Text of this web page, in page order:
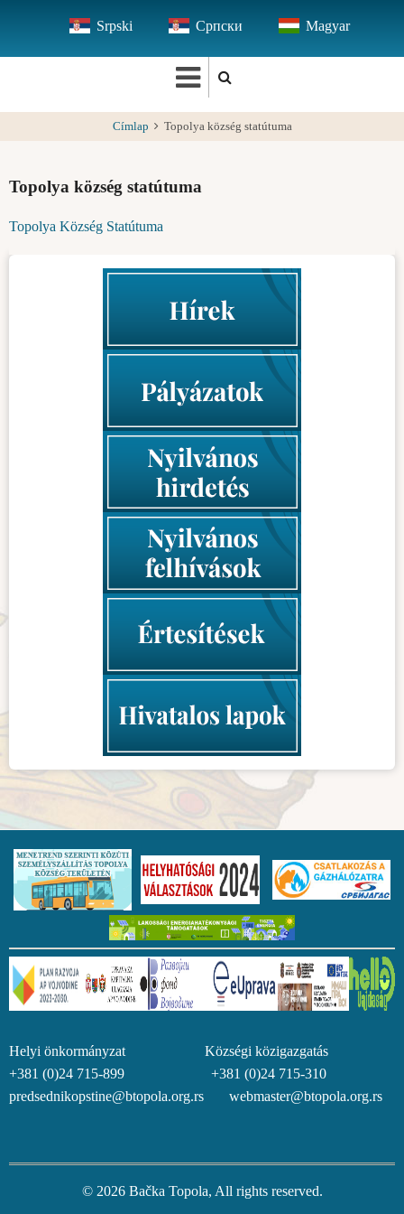
tartalomra
Srpski Српски Magyar
Címlap Topolya község statútuma
Topolya község statútuma
Topolya Község Statútuma
Helyi önkormányzat Községi közigazgatás
+381 (0)24 715-899 +381 (0)24 715-310
predsednikopstine@btopola.org.rs webmaster@btopola.org.rs
© 2026 Bačka Topola, All rights reserved.